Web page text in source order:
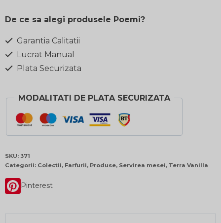
cm
Terra
Vanilla
De ce sa alegi produsele Poemi?
Garantia Calitatii
Lucrat Manual
Plata Securizata
MODALITATI DE PLATA SECURIZATA
SKU: 371
Categorii: Colectii, Farfurii, Produse, Servirea mesei, Terra Vanilla
Pinterest